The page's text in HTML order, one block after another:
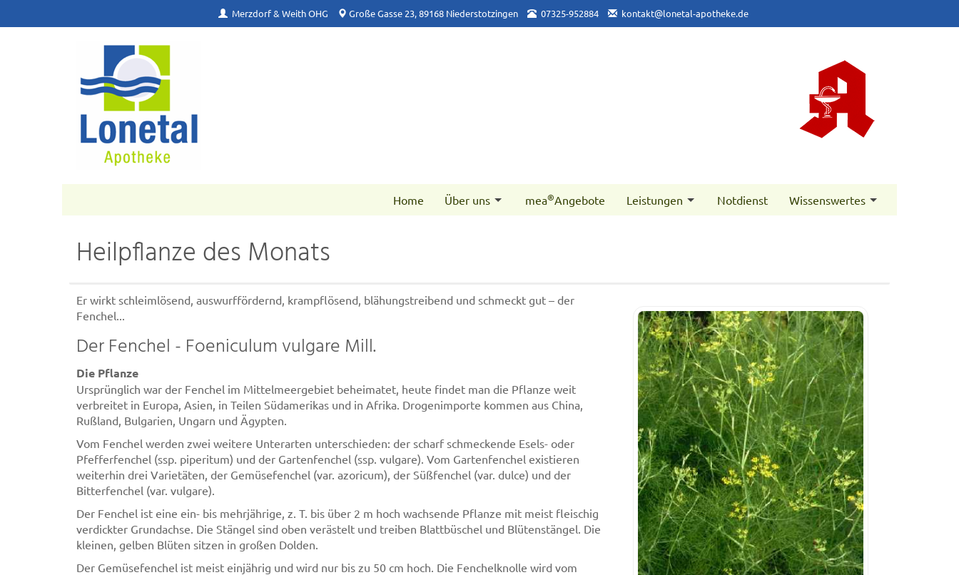
Merzdorf & Weith OHG Große Gasse 23, 89168 Niederstotzingen 07325-952884 kontakt@lonetal-apotheke.de
Home Über uns mea®Angebote Leistungen Notdienst Wissenswertes
Heilpflanze des Monats
Er wirkt schleimlösend, auswurffördernd, krampflösend, blähungstreibend und schmeckt gut – der
Fenchel...
Der Fenchel - Foeniculum vulgare Mill.
Die Pflanze
Ursprünglich war der Fenchel im Mittelmeergebiet beheimatet, heute findet man die Pflanze weit
verbreitet in Europa, Asien, in Teilen Südamerikas und in Afrika. Drogenimporte kommen aus China,
Rußland, Bulgarien, Ungarn und Ägypten.
Vom Fenchel werden zwei weitere Unterarten unterschieden: der scharf schmeckende Esels- oder
Pfefferfenchel (ssp. piperitum) und der Gartenfenchel (ssp. vulgare). Vom Gartenfenchel existieren
weiterhin drei Varietäten, der Gemüsefenchel (var. azoricum), der Süßfenchel (var. dulce) und der
Bitterfenchel (var. vulgare).
Der Fenchel ist eine ein- bis mehrjährige, z. T. bis über 2 m hoch wachsende Pflanze mit meist fleischig
verdickter Grundachse. Die Stängel sind oben verästelt und treiben Blattbüschel und Blütenstängel. Die
kleinen, gelben Blüten sitzen in großen Dolden.
Der Gemüsefenchel ist meist einjährig und wird nur bis zu 50 cm hoch. Die Fenchelknolle wird vom